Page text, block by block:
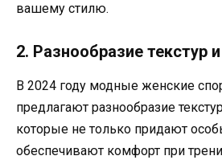
вашему стилю.
2. Разнообразие текстур
В 2024 году модные женские
предлагают разнообразие
которые не только придают
обеспечивают комфорт при